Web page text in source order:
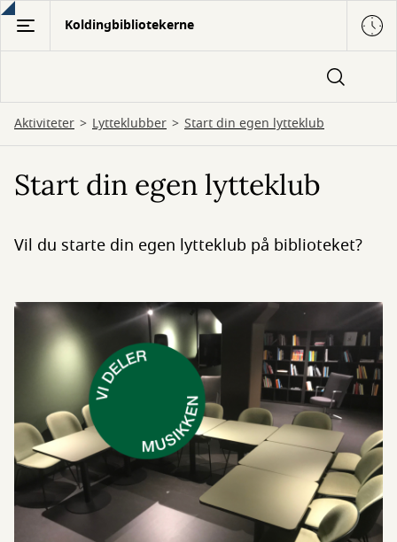
Gå
hovedindhold
Koldingbibliotekerne
Aktiviteter Lytteklubber Start din egen lytteklub
Start din egen lytteklub
Vil du starte din egen lytteklub på biblioteket?